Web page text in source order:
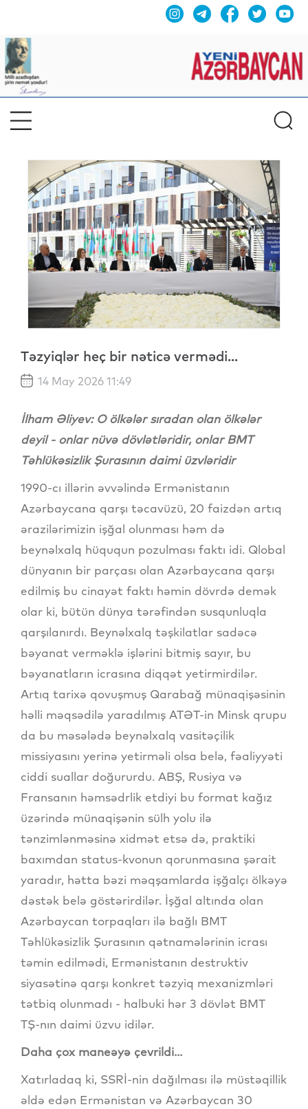
Təzyiqlər heç bir nəticə vermədi...
14 May 2026 11:49
İlham Əliyev: O ölkələr sıradan olan ölkələr
deyil - onlar nüvə dövlətləridir, onlar BMT
Təhlükəsizlik Şurasının daimi üzvləridir
1990-cı illərin əvvəlində Ermənistanın
Azərbaycana qarşı təcavüzü, 20 faizdən artıq
ərazilərimizin işğal olunması həm də
beynəlxalq hüququn pozulması faktı idi. Qlobal
dünyanın bir parçası olan Azərbaycana qarşı
edilmiş bu cinayət faktı həmin dövrdə demək
olar ki, bütün dünya tərəfindən susqunluqla
qarşılanırdı. Beynəlxalq təşkilatlar sadəcə
bəyanat verməklə işlərini bitmiş sayır, bu
bəyanatların icrasına diqqət yetirmirdilər.
Artıq tarixə qovuşmuş Qarabağ münaqişəsinin
həlli məqsədilə yaradılmış ATƏT-in Minsk qrupu
da bu məsələdə beynəlxalq vasitəçilik
missiyasını yerinə yetirməli olsa belə, fəaliyyəti
ciddi suallar doğururdu. ABŞ, Rusiya və
Fransanın həmsədrlik etdiyi bu format kağız
üzərində münaqişənin sülh yolu ilə
tənzimlənməsinə xidmət etsə də, praktiki
baxımdan status-kvonun qorunmasına şərait
yaradır, hətta bəzi məqşamlarda işğalçı ölkəyə
dəstək belə göstərirdilər. İşğal altında olan
Azərbaycan torpaqları ilə bağlı BMT
Təhlükəsizlik Şurasının qətnamələrinin icrası
təmin edilmədi, Ermənistanın destruktiv
siyasətinə qarşı konkret təzyiq mexanizmləri
tətbiq olunmadı - halbuki hər 3 dövlət BMT
TŞ-nın daimi üzvu idilər.
Daha çox maneəyə çevrildi...
Xatırladaq ki, SSRİ-nin dağılması ilə müstəqillik
əldə edən Ermənistan və Azərbaycan 30